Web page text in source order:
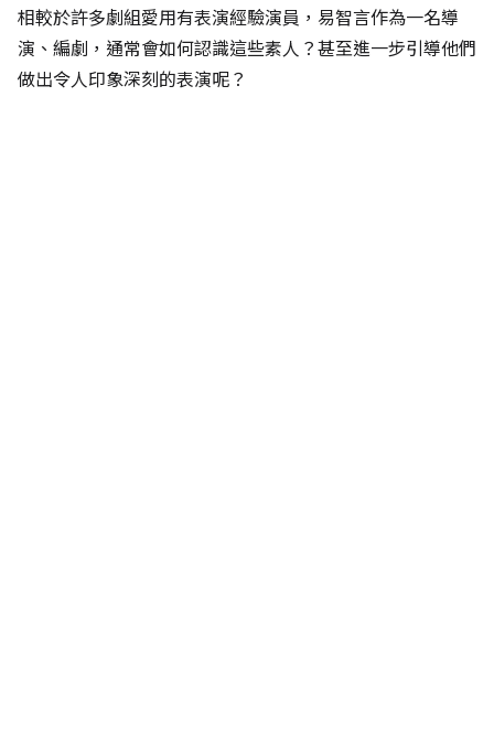
相較於許多劇組愛用有表演經驗演員，易智言作為一名導
演、編劇，通常會如何認識這些素人？甚至進一步引導他們
做出令人印象深刻的表演呢？